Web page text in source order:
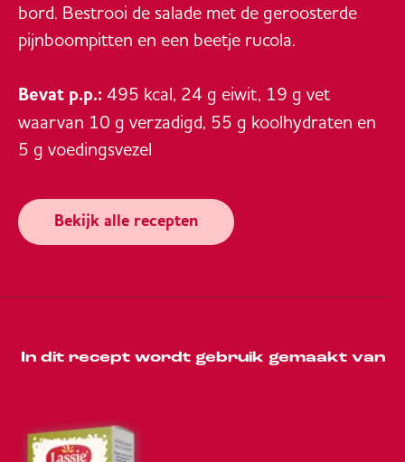
bord. Bestrooi de salade met de geroosterde
pijnboompitten en een beetje rucola.
Bevat p.p.: 495 kcal, 24 g eiwit, 19 g vet
waarvan 10 g verzadigd, 55 g koolhydraten en
5 g voedingsvezel
Bekijk alle recepten
In dit recept wordt gebruik gemaakt van